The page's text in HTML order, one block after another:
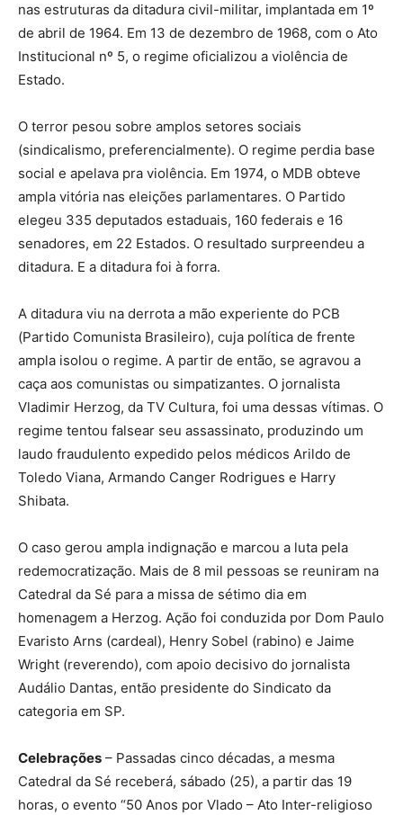
nas estruturas da ditadura civil-militar, implantada em 1º
de abril de 1964. Em 13 de dezembro de 1968, com o Ato
Institucional nº 5, o regime oficializou a violência de
Estado.
O terror pesou sobre amplos setores sociais
(sindicalismo, preferencialmente). O regime perdia base
social e apelava pra violência. Em 1974, o MDB obteve
ampla vitória nas eleições parlamentares. O Partido
elegeu 335 deputados estaduais, 160 federais e 16
senadores, em 22 Estados. O resultado surpreendeu a
ditadura. E a ditadura foi à forra.
A ditadura viu na derrota a mão experiente do PCB
(Partido Comunista Brasileiro), cuja política de frente
ampla isolou o regime. A partir de então, se agravou a
caça aos comunistas ou simpatizantes. O jornalista
Vladimir Herzog, da TV Cultura, foi uma dessas vítimas. O
regime tentou falsear seu assassinato, produzindo um
laudo fraudulento expedido pelos médicos Arildo de
Toledo Viana, Armando Canger Rodrigues e Harry
Shibata.
O caso gerou ampla indignação e marcou a luta pela
redemocratização. Mais de 8 mil pessoas se reuniram na
Catedral da Sé para a missa de sétimo dia em
homenagem a Herzog. Ação foi conduzida por Dom Paulo
Evaristo Arns (cardeal), Henry Sobel (rabino) e Jaime
Wright (reverendo), com apoio decisivo do jornalista
Audálio Dantas, então presidente do Sindicato da
categoria em SP.
Celebrações – Passadas cinco décadas, a mesma
Catedral da Sé receberá, sábado (25), a partir das 19
horas, o evento “50 Anos por Vlado – Ato Inter-religioso